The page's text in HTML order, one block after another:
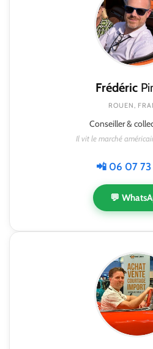
Frédéric
ROUEN,
Conseiller &
Il vit le marché
📲 06 07 73
💬